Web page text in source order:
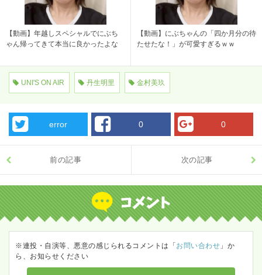
【動画】年越しスペシャルでにぶち
ゃん帰ってきて本当に良かったよな
【動画】にぶちゃんの「四か月分の待
たせたな！」が可愛すぎるｗｗ
UNI'S ON AIR 丹生明里 金村美玖
error 0 0
前の記事 次の記事
※連投・自演等、悪意の感じられるコメントは「 お問い合わせ 」か
ら、お知らせください